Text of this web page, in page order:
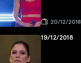
20/12/2018
19/12/2018